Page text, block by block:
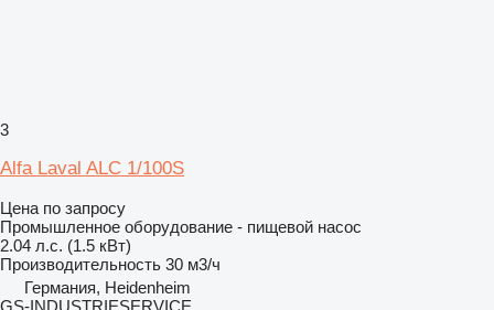
3
Alfa Laval ALC 1/100S
Цена по запросу
Промышленное оборудование - пищевой насос
2.04 л.с. (1.5 кВт)
Производительность 30 м3/ч
Германия, Heidenheim
GS-INDUSTRIESERVICE